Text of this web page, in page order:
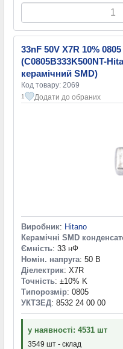
33nF 50V X7R 10%
(C0805B333K500NT-
керамічний SMD)
Код товару: 2069
1 Додати до обраних
Виробник: Hitano
Керамічні SMD
Ємність: 33 нФ
Номін. напруга: 50 В
Діелектрик: X7R
Точність: ±10% K
Типорозмір: 0805
УКТЗЕД: 8532 24 00 00
у наявності: 4531 шт
3549 шт - склад